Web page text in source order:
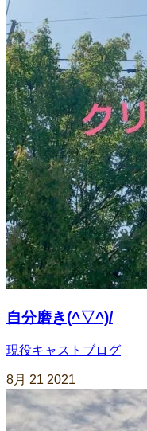
自分磨き(^▽^)/
現役キャストブログ
8月 21 2021